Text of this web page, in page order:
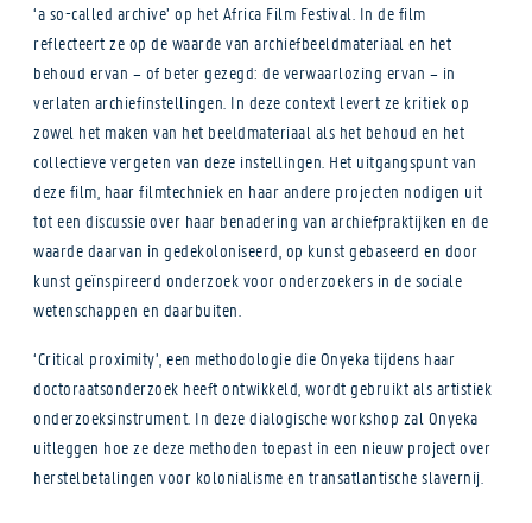
‘a so-called archive’ op het Africa Film Festival. In de film
reflecteert ze op de waarde van archiefbeeldmateriaal en het
behoud ervan – of beter gezegd: de verwaarlozing ervan – in
verlaten archiefinstellingen. In deze context levert ze kritiek op
zowel het maken van het beeldmateriaal als het behoud en het
collectieve vergeten van deze instellingen. Het uitgangspunt van
deze film, haar filmtechniek en haar andere projecten nodigen uit
tot een discussie over haar benadering van archiefpraktijken en de
waarde daarvan in gedekoloniseerd, op kunst gebaseerd en door
kunst geïnspireerd onderzoek voor onderzoekers in de sociale
wetenschappen en daarbuiten.
‘Critical proximity’, een methodologie die Onyeka tijdens haar
doctoraatsonderzoek heeft ontwikkeld, wordt gebruikt als artistiek
onderzoeksinstrument. In deze dialogische workshop zal Onyeka
uitleggen hoe ze deze methoden toepast in een nieuw project over
herstelbetalingen voor kolonialisme en transatlantische slavernij.